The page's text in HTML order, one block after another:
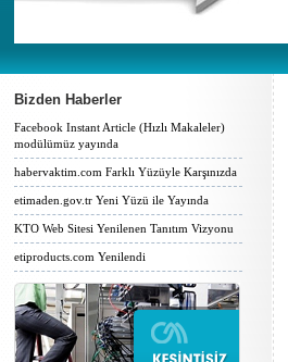
Bizden Haberler
Facebook Instant Article (Hızlı Makaleler)
modülümüz yayında
habervaktim.com Farklı Yüzüyle Karşınızda
etimaden.gov.tr Yeni Yüzü ile Yayında
KTO Web Sitesi Yenilenen Tanıtım Vizyonu
etiproducts.com Yenilendi